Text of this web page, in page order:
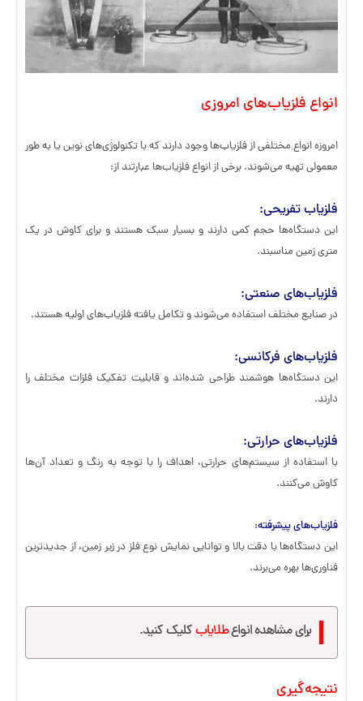
انواع فلزیاب‌های امروزی
امروزه انواع مختلفی از فلزیاب‌ها وجود دارند که با تکنولوژی‌های نوین یا به طور
معمولی تهیه می‌شوند. برخی از انواع فلزیاب‌ها عبارتند از:
فلزیاب تفریحی:
این دستگاه‌ها حجم کمی دارند و بسیار سبک هستند و برای کاوش در یک
متری زمین مناسبند.
فلزیاب‌های صنعتی:
در صنایع مختلف استفاده می‌شوند و تکامل یافته فلزیاب‌های اولیه هستند.
فلزیاب‌های فرکانسی:
این دستگاه‌ها هوشمند طراحی شده‌اند و قابلیت تفکیک فلزات مختلف را
دارند.
فلزیاب‌های حرارتی:
با استفاده از سیستم‌های حرارتی، اهداف را با توجه به رنگ و تعداد آن‌ها
کاوش می‌کنند.
فلزیاب‌های پیشرفته:
این دستگاه‌ها با دقت بالا و توانایی نمایش نوع فلز در زیر زمین، از جدیدترین
فناوری‌ها بهره می‌برند.
برای مشاهده انواعطلایاب‌کلیک کنید.
نتیجه‌گیری